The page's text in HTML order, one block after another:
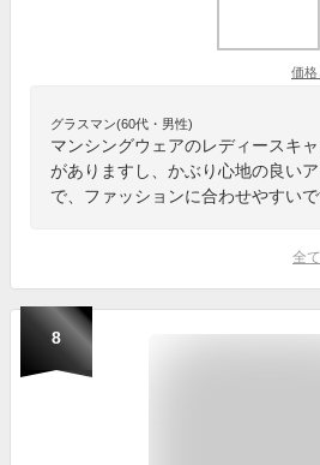
価格
グラスマン(60代・男性)
マンシングウェアのレディースキ
がありますし、かぶり心地の良い
で、ファッションに合わせやすいで
全
8